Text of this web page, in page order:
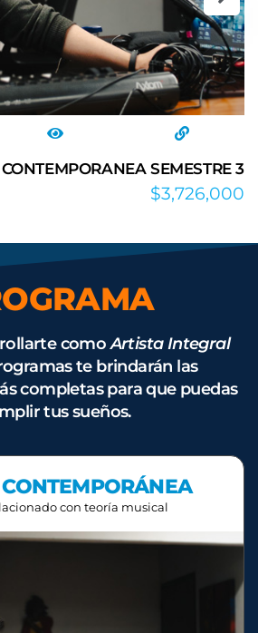
SEMESTRE 4
$3,726,000
comoArtista Integral
te brindarán las
completas para que puedas
tus sueños.
con teoría musical